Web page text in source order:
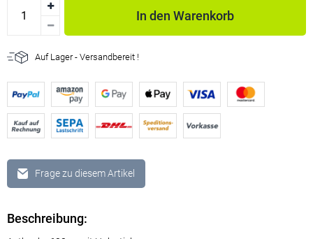
Frage zu diesem Artikel
In den Warenkorb
Auf Lager - Versandbereit !
Beschreibung: